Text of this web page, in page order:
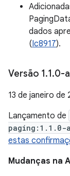
dados
(Ic8917).
Versão 1.1.0-
13 de janeiro de
Lançamento de
paging:1.1.0-
estas
Mudanças na